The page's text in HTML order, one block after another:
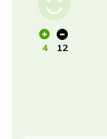
4 12